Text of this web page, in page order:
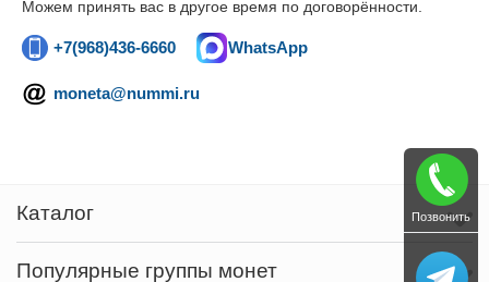
Можем принять вас в другое время по договорённости.
+7(968)436-6660 WhatsApp
moneta@nummi.ru
Каталог
Популярные группы монет
Позвонить